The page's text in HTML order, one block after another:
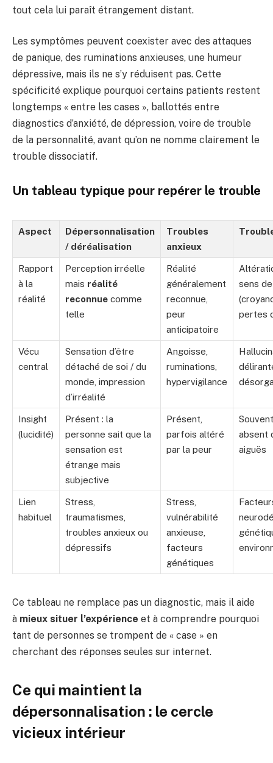
tout cela lui paraît étrangement distant.
Les symptômes peuvent coexister avec des attaques
de panique, des ruminations anxieuses, une humeur
dépressive, mais ils ne s’y réduisent pas. Cette
spécificité explique pourquoi certains patients restent
longtemps « entre les cases », ballottés entre
diagnostics d’anxiété, de dépression, voire de trouble
de la personnalité, avant qu’on ne nomme clairement le
trouble dissociatif.
Un tableau typique pour repérer le trouble
Aspect
Dépersonnalisation
/ déréalisation
Troubles
anxieux
Rapport
à la
réalité
Perception irréelle
mais réalité
reconnue comme
telle
Réalité
généralement
reconnue,
peur
anticipatoire
sens
pertes
Vécu
central
Sensation d’être
détaché de soi / du
monde, impression
d’irréalité
Angoisse,
ruminations,
hypervigilance
Insight
(lucidité)
Présent : la
personne sait que la
sensation est
étrange mais
subjective
Présent,
parfois altéré
par la peur
absent
aiguës
Lien
habituel
Stress,
traumatismes,
troubles anxieux ou
dépressifs
Stress,
vulnérabilité
anxieuse,
facteurs
génétiques
Ce tableau ne remplace pas un diagnostic, mais il aide
à mieux situer l’expérience et à comprendre pourquoi
tant de personnes se trompent de « case » en
cherchant des réponses seules sur internet.
Ce qui maintient la
dépersonnalisation : le cercle
vicieux intérieur